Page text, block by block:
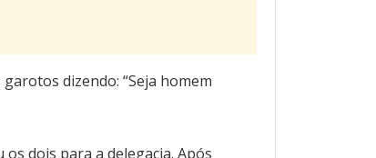
dizendo: “Seja homem
dois para a delegacia. Após